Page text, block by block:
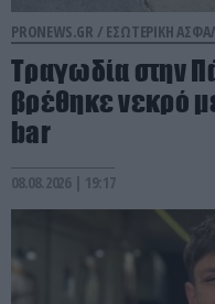
PRONEWS.GR / ΕΣΩΤΕΡΙΚΗ
Τραγωδία στην
βρέθηκε νεκρό
bar
08.08.2026 | 19:17